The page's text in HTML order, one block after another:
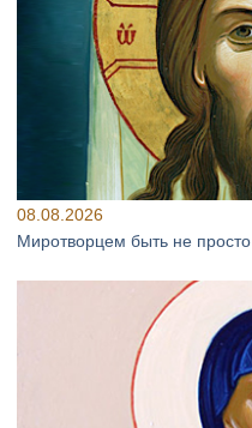
08.08.2026
Миротворцем быть не просто